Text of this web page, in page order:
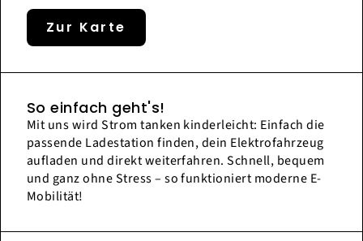
Zur Karte
So einfach geht's!
Mit uns wird Strom tanken kinderleicht: Einfach die
passende Ladestation finden, dein Elektrofahrzeug
aufladen und direkt weiterfahren. Schnell, bequem
und ganz ohne Stress – so funktioniert moderne E-
Mobilität!